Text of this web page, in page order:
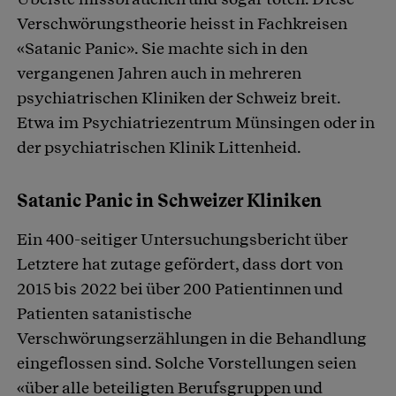
Verschwörungstheorie heisst in Fachkreisen
«Satanic Panic». Sie machte sich in den
vergangenen Jahren auch in mehreren
psychiatrischen Kliniken der Schweiz breit.
Etwa im Psychiatriezentrum Münsingen oder in
der psychiatrischen Klinik Littenheid.
Satanic Panic in Schweizer Kliniken
Ein 400-seitiger Untersuchungsbericht über
Letztere hat zutage gefördert, dass dort von
2015 bis 2022 bei über 200 Patientinnen und
Patienten satanistische
Verschwörungserzählungen in die Behandlung
eingeflossen sind. Solche Vorstellungen seien
«über alle beteiligten Berufsgruppen und